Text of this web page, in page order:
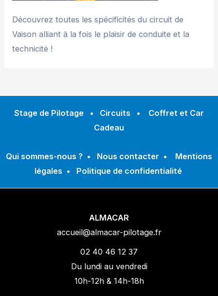
Découvrez toutes les spécificités du circuit de
Vaison alliant à la fois le plaisir de conduite et la
technicité !
Stage de Pilotage • Circuits • Coffret et Car
Cadeau
Qui sommes-nous ? • Nous contacter • Mentions
légales • Politique de confidentialité
ALMACAR
accueil@almacar-pilotage.fr
02 40 46 12 37
Du lundi au vendredi
10h-12h & 14h-18h